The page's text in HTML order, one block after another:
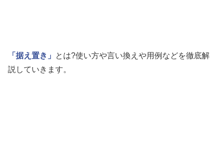
「据え置き」
とは?使い方や言い換えや用例などを徹底解
説していきます。